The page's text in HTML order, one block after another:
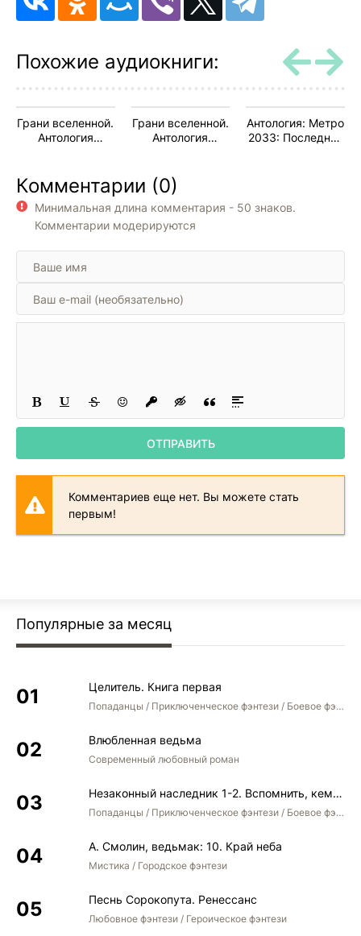
Похожие аудиокниги:
Грани вселенной.
Антология
Грани вселенной.
Антология
Антология: Метро
2033: Последнее
Комментарии (0)
Минимальная длина комментария - 50 знаков.
Комментарии модерируются
ОТПРАВИТЬ
Комментариев еще нет. Вы можете стать
первым!
Популярные за месяц
Целитель. Книга первая
Попаданцы / Приключенческое фэнтези / Боевое фэнтези
Влюбленная ведьма
Современный любовный роман
Незаконный наследник 1-2. Вспомнить, кем был. Стать собой. Остаться собой
Попаданцы / Приключенческое фэнтези / Боевое фэнтези / Юмористическое фэнтези
А. Смолин, ведьмак: 10. Край неба
Мистика / Городское фэнтези
Песнь Сорокопута. Ренессанс
Любовное фэнтези / Героическое фэнтези